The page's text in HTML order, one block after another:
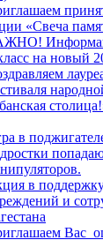
«Свеча
на новый
в
в
и
Вас